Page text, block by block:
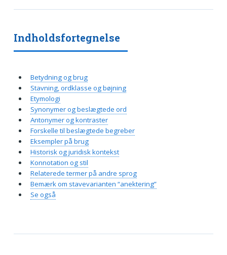
Indholdsfortegnelse
Betydning og brug
Stavning, ordklasse og bøjning
Etymologi
Synonymer og beslægtede ord
Antonymer og kontraster
Forskelle til beslægtede begreber
Eksempler på brug
Historisk og juridisk kontekst
Konnotation og stil
Relaterede termer på andre sprog
Bemærk om stavevarianten “anektering”
Se også